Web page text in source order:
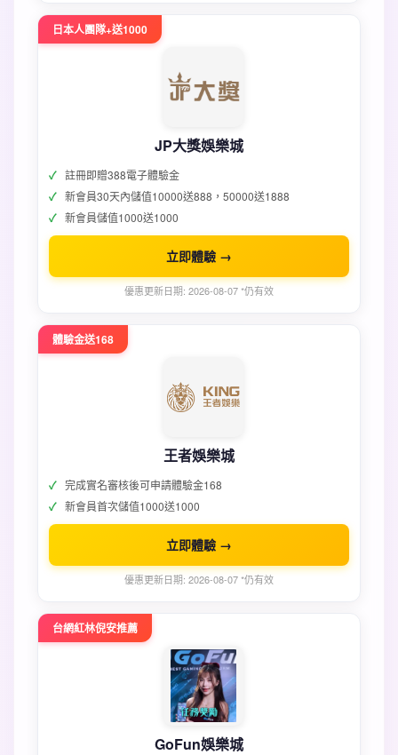
日本人團隊+送1000
JP大獎娛樂城
註冊即贈388電子體驗金
新會員30天內儲值10000送888，50000送1888
新會員儲值1000送1000
立即體驗 →
優惠更新日期: 2026-08-07 *仍有效
體驗金送168
王者娛樂城
完成實名審核後可申請體驗金168
新會員首次儲值1000送1000
立即體驗 →
優惠更新日期: 2026-08-07 *仍有效
台網紅林倪安推薦
GoFun娛樂城